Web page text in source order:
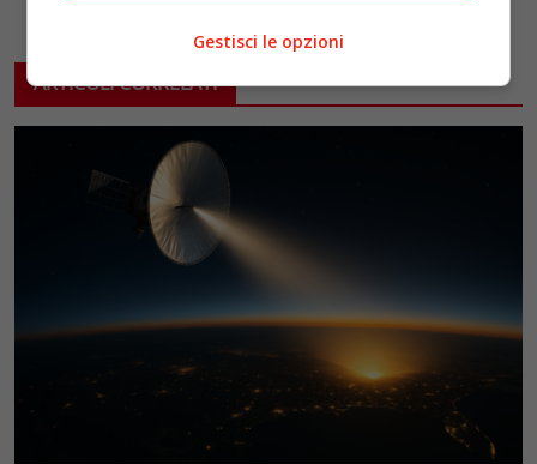
ARTICOLI CORRELATI
Gestisci le opzioni